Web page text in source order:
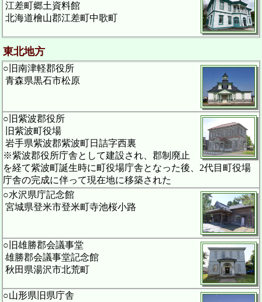
江差町郷土資料館
北海道檜山郡江差町中歌町
東北地方
○旧南津軽郡役所
青森県黒石市松原
○旧紫波郡役所
旧紫波町役場
岩手県紫波郡紫波町日詰字西裏
※紫波郡役所庁舎として建設され、郡制廃止
を経て紫波町誕生時に町役場庁舎となった後、2代目町役場
庁舎の完成に伴って現在地に移築された
○水沢県庁記念館
宮城県登米市登米町寺池桜小路
○旧雄勝郡会議事堂
雄勝郡会議事堂記念館
秋田県湯沢市北荒町
○山形県旧県庁舎